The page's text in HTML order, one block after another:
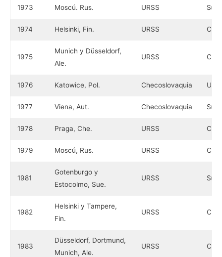
1973 Moscú. Rus. URSS
1974 Helsinki, Fin. URSS
1975
Munich y Düsseldorf,
Ale.
URSS
1976 Katowice, Pol. Checoslovaquia
1977 Viena, Aut. Checoslovaquia
1978 Praga, Che. URSS
1979 Moscú, Rus. URSS
1981
Gotenburgo y
Estocolmo, Sue.
URSS
1982
Helsinki y Tampere,
Fin.
URSS
1983
Düsseldorf, Dortmund,
Munich, Ale.
URSS